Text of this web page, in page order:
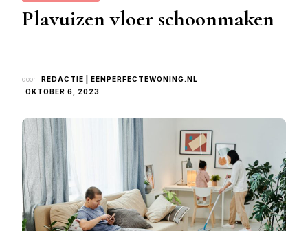
Plavuizen vloer schoonmaken
door
REDACTIE | EENPERFECTEWONING.NL
OKTOBER 6, 2023